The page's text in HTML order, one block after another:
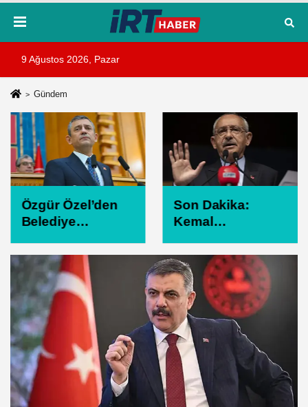
9 Ağustos 2026, Pazar
Gündem
Özgür Özel’den
Belediye
“İstifa Etmeyin”
Mesajı: “Mesajları
Ağlayarak
Okuyorum”
Son Dakika:
Kemal
İlk Açıklama!
“Mutlak Butlan
Türkiye’ye ve
CHP’ye Hayırlı
Olsun”